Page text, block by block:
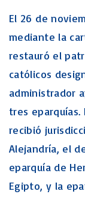
El 26 de
mediante la
restauró el
católicos
administrador
tres eparquías.
recibió
Alejandría, el
eparquía de
Egipto, y la